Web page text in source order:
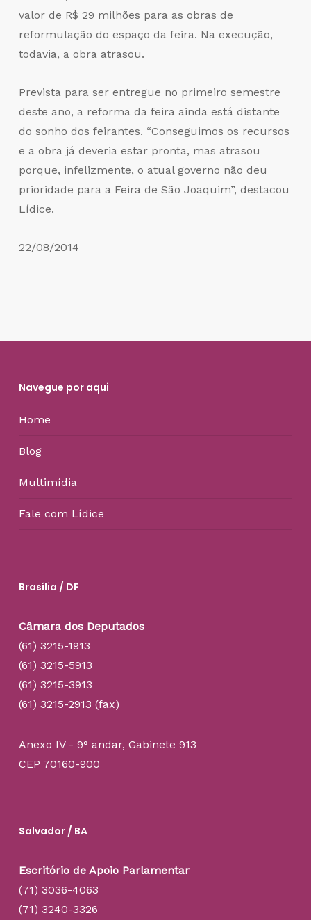
valor de R$ 29 milhões para as obras de
reformulação do espaço da feira. Na execução,
todavia, a obra atrasou.
Prevista para ser entregue no primeiro semestre
deste ano, a reforma da feira ainda está distante
do sonho dos feirantes. “Conseguimos os recursos
e a obra já deveria estar pronta, mas atrasou
porque, infelizmente, o atual governo não deu
prioridade para a Feira de São Joaquim”, destacou
Lídice.
22/08/2014
Navegue por aqui
Home
Blog
Multimídia
Fale com Lídice
Brasília / DF
Câmara dos Deputados
(61) 3215-1913
(61) 3215-5913
(61) 3215-3913
(61) 3215-2913 (fax)
Anexo IV - 9° andar, Gabinete 913
CEP 70160-900
Salvador / BA
Escritório de Apoio Parlamentar
(71) 3036-4063
(71) 3240-3326